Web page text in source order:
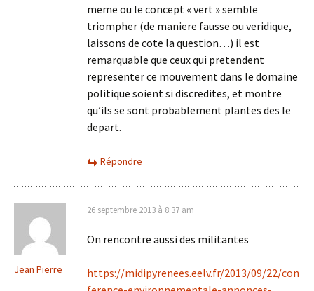
meme ou le concept « vert » semble
triompher (de maniere fausse ou veridique,
laissons de cote la question…) il est
remarquable que ceux qui pretendent
representer ce mouvement dans le domaine
politique soient si discredites, et montre
qu’ils se sont probablement plantes des le
depart.
Répondre
Jean Pierre
26 septembre 2013 à 8:37 am
On rencontre aussi des militantes
https://midipyrenees.eelv.fr/2013/09/22/con